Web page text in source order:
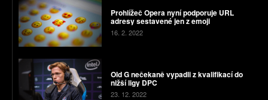
Prohlížeč Opera nyní podporuje URL
adresy sestavené jen z emoji
16. 2. 2022
Old G nečekaně vypadli z kvalifikací do
nižší ligy DPC
23. 12. 2022